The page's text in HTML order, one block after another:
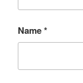
Name*